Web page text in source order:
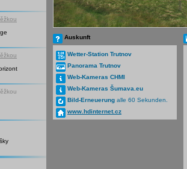
Auskunft
Wetter-Station Trutnov
Panorama Trutnov
Web-Kameras CHMI
Web-Kameras Šumava.eu
Bild-Erneuerung alle 60 Sekunden.
www.hdinternet.cz